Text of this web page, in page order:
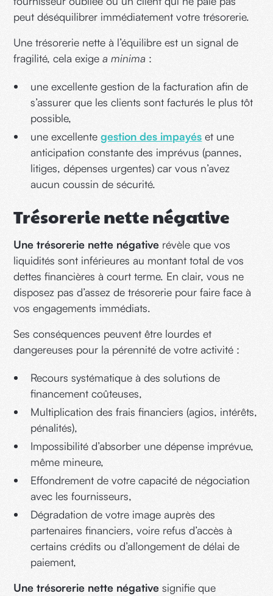
peut déséquilibrer immédiatement votre trésorerie.
Une trésorerie nette à l’équilibre est un signal de
fragilité, cela exigea minima :
une excellente gestion de la facturation afin de
s’assurer que les clients sont facturés le plus tôt
possible,
une excellentegestion des impayés et une
anticipation constante des imprévus (pannes,
litiges, dépenses urgentes) car vous n’avez
aucun coussin de sécurité.
Trésorerie nette négative
Une trésorerie nette négative révèle que vos
liquidités sont inférieures au montant total de vos
dettes financières à court terme. En clair, vous ne
disposez pas d’assez de trésorerie pour faire face à
vos engagements immédiats.
Ses conséquences peuvent être lourdes et
dangereuses pour la pérennité de votre activité :
Recours systématique à des solutions de
financement coûteuses,
Multiplication des frais financiers (agios, intérêts,
pénalités),
Impossibilité d’absorber une dépense imprévue,
même mineure,
Effondrement de votre capacité de négociation
avec les fournisseurs,
Dégradation de votre image auprès des
partenaires financiers, voire refus d’accès à
certains crédits ou d’allongement de délai de
paiement,
Une trésorerie nette négative signifie que